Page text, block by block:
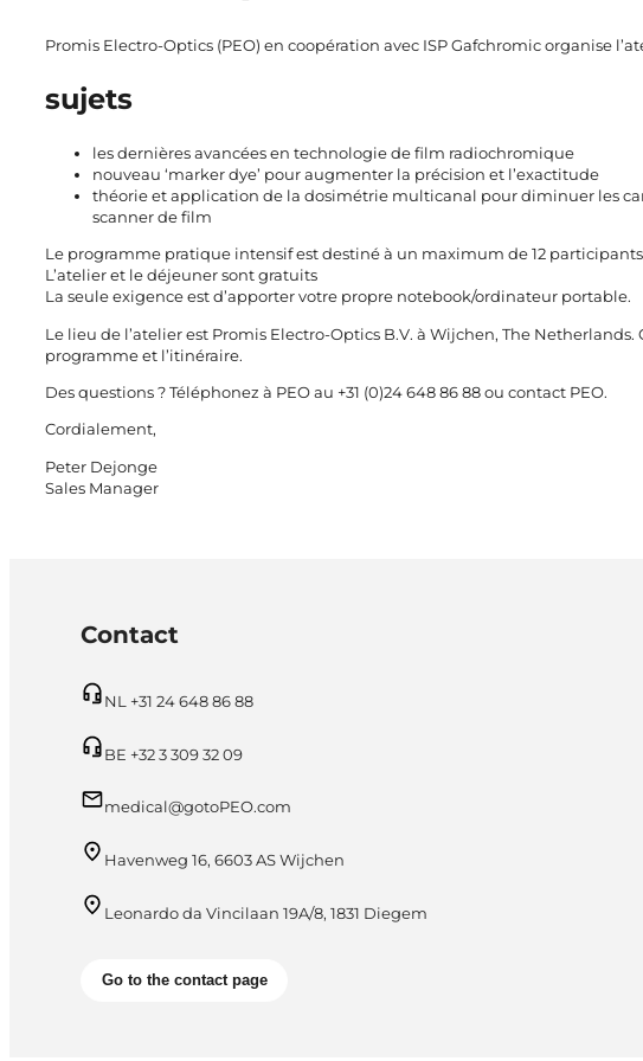
Promis Electro-Optics (PEO) en coopération avec ISP Gafchromic organise
sujets
les dernières avancées en technologie de film radiochromique
nouveau ‘marker dye’ pour augmenter la précision et l’exactitude
théorie et application de la dosimétrie multicanal pour diminuer les
scanner de film
Le programme pratique intensif est destiné à un maximum de 12
L’atelier et le déjeuner sont gratuits
La seule exigence est d’apporter votre propre notebook/ordinateur portable.
Le lieu de l’atelier est Promis Electro-Optics B.V. à Wijchen, The
programme et l’itinéraire.
Des questions ? Téléphonez à PEO au +31 (0)24 648 86 88 ou contact PEO.
Cordialement,
Peter Dejonge
Sales Manager
Contact
NL +31 24 648 86 88
BE +32 3 309 32 09
medical@gotoPEO.com
Havenweg 16, 6603 AS Wijchen
Leonardo da Vincilaan 19A/8, 1831 Diegem
Go to the contact page